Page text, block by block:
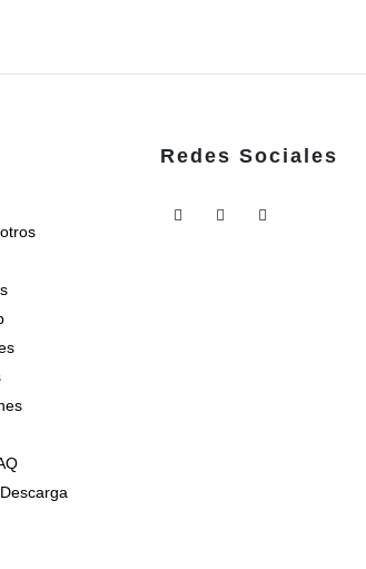
Redes Sociales